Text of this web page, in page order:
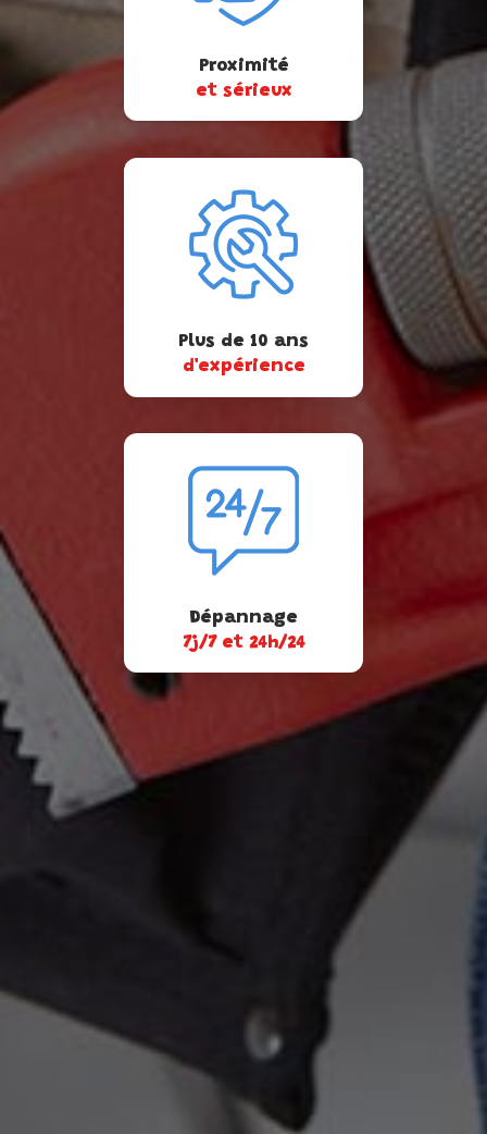
Proximité
et sérieux
Plus de 10 ans
d'expérience
Dépannage
7j/7 et 24h/24